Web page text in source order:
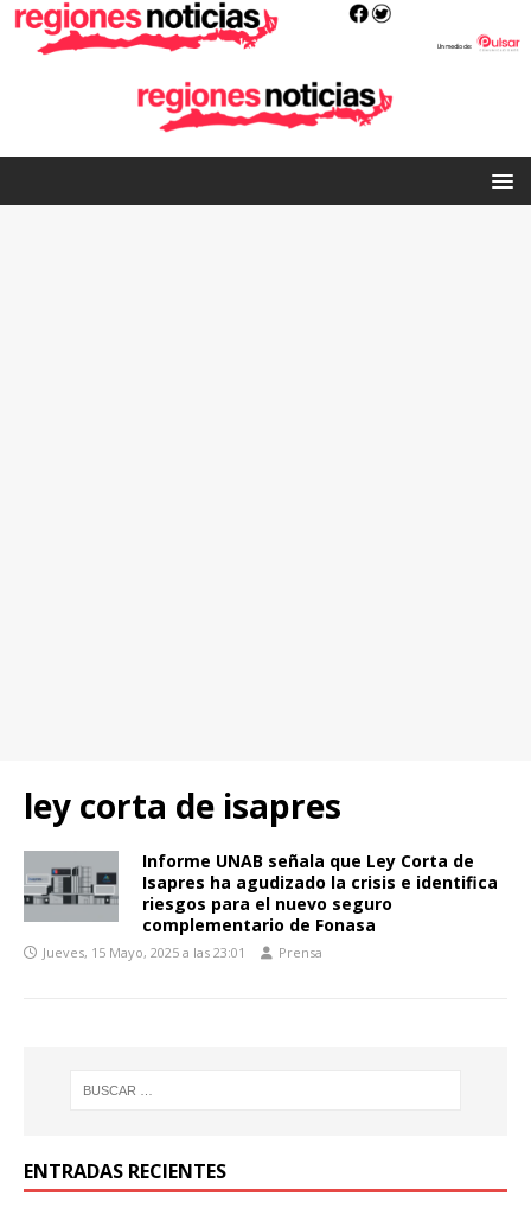
ley corta de isapres
Informe UNAB señala que Ley Corta de
Isapres ha agudizado la crisis e identifica
riesgos para el nuevo seguro
complementario de Fonasa
Jueves, 15 Mayo, 2025 a las 23:01 Prensa
ENTRADAS RECIENTES